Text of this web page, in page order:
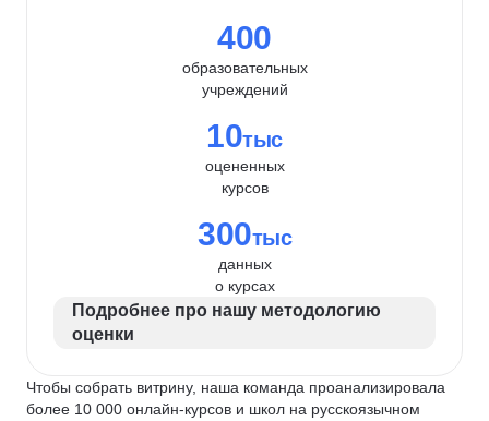
400
образовательных
учреждений
10тыс
оцененных
курсов
300тыс
данных
о курсах
Подробнее про нашу методологию
оценки
Чтобы собрать витрину, наша команда проанализировала
более 10 000 онлайн-курсов и школ на русскоязычном